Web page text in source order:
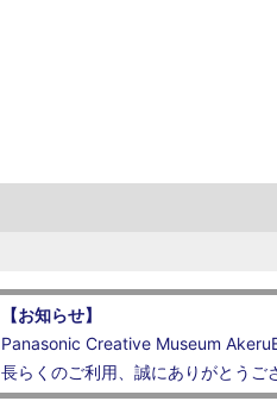
【お知らせ】
Panasonic Creative Museum
長らくのご利用、誠にありがとうご